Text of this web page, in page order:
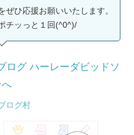
ひ応援お願いいたします。
チッっと１回(^0^)/
ログ村